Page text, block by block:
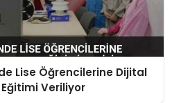
Lise Öğrencilerine Dijital
Veriliyor